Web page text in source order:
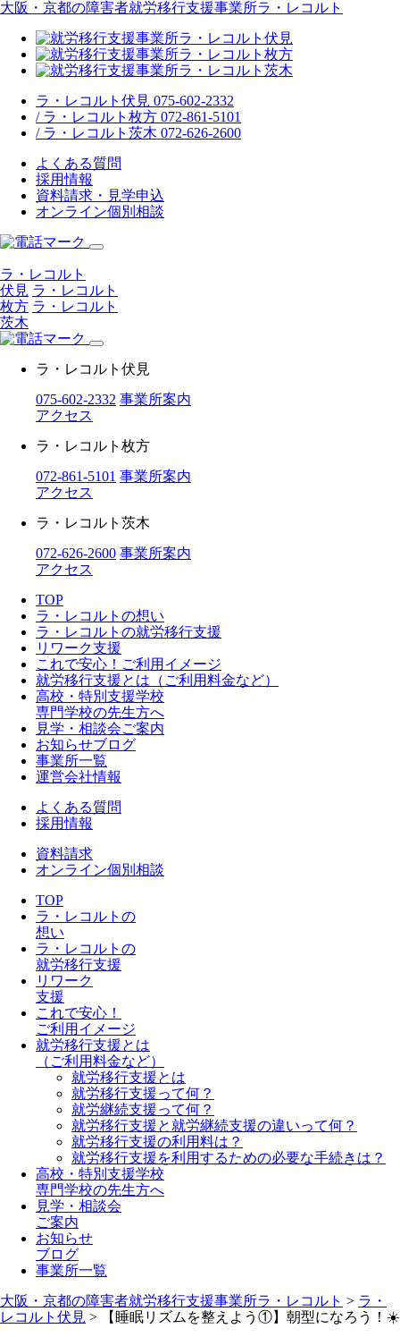
大阪・京都の障害者就労移行支援事業所ラ・レコルト
ラ・レコルト伏見 075-602-2332
/ ラ・レコルト枚方 072-861-5101
/ ラ・レコルト茨木 072-626-2600
よくある質問
採用情報
資料請求・見学申込
オンライン個別相談
ラ・レコルト
伏見 ラ・レコルト
枚方 ラ・レコルト
茨木
ラ・レコルト伏見
075-602-2332 事業所案内
アクセス
ラ・レコルト枚方
072-861-5101 事業所案内
アクセス
ラ・レコルト茨木
072-626-2600 事業所案内
アクセス
TOP
ラ・レコルトの想い
ラ・レコルトの就労移行支援
リワーク支援
これで安心！ご利用イメージ
就労移行支援とは（ご利用料金など）
高校・特別支援学校
専門学校の先生方へ
見学・相談会ご案内
お知らせブログ
事業所一覧
運営会社情報
よくある質問
採用情報
資料請求
オンライン個別相談
TOP
ラ・レコルトの
想い
ラ・レコルトの
就労移行支援
リワーク
支援
これで安心！
ご利用イメージ
就労移行支援とは
（ご利用料金など）
就労移行支援とは
就労移行支援って何？
就労継続支援って何？
就労移行支援と就労継続支援の違いって何？
就労移行支援の利用料は？
就労移行支援を利用するための必要な手続きは？
高校・特別支援学校
専門学校の先生方へ
見学・相談会
ご案内
お知らせ
ブログ
事業所一覧
大阪・京都の障害者就労移行支援事業所ラ・レコルト > ラ・
レコルト伏見 > 【睡眠リズムを整えよう①】朝型になろう！☀️